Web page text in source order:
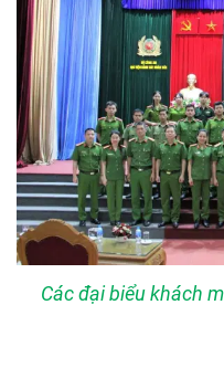
Các đại biểu khách